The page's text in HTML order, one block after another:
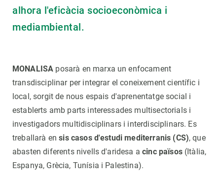
alhora l'eficàcia socioeconòmica i
mediambiental.
MONALISA posarà en marxa un enfocament
transdisciplinar per integrar el coneixement científic i
local, sorgit de nous espais d'aprenentatge social i
establerts amb parts interessades multisectorials i
investigadors multidisciplinars i interdisciplinars. Es
treballarà ensis casos d'estudi mediterranis (CS), que
abasten diferents nivells d'aridesa acinc països(Itàlia,
Espanya, Grècia, Tunísia i Palestina).